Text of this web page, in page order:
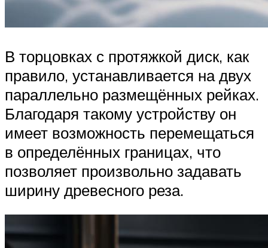
В торцовках с протяжкой диск, как
правило, устанавливается на двух
параллельно размещённых рейках.
Благодаря такому устройству он
имеет возможность перемещаться
в определённых границах, что
позволяет произвольно задавать
ширину древесного реза.